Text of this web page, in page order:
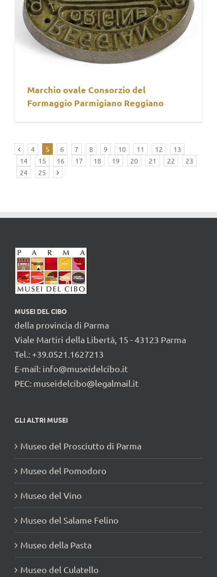
Marchio ovale Consorzio del
Formaggio Parmigiano Reggiano
4 5 6 7 8 9 10 11 12
13
14
15 16 17 18 19 20 21 22
23
24
25
MUSEI DEL CIBO
della provincia di Parma
Viale Martiri della Libertà, 15 - 43123 Parma
Tel.: +39.0521.1627213
E-mail: info@museidelcibo.it
PEC: museidelcibo@legalmail.it
GLI ALTRI MUSEI
Museo del Prosciutto di Parma
Museo del Pomodoro
Museo del Vino
Museo del Salame Felino
Museo della Pasta
Museo del Culatello